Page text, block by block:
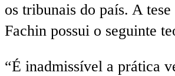
os tribunais do país. A
Fachin possui o seguinte
“É inadmissível a prática